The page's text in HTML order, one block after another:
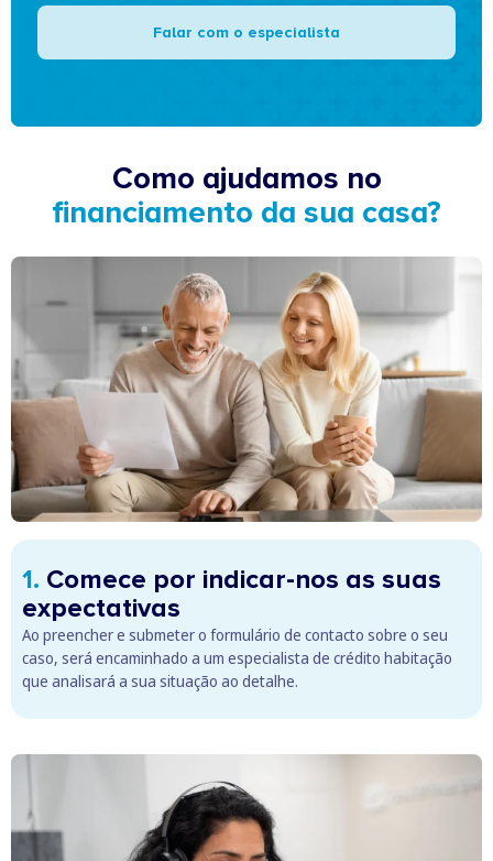
Falar com o especialista
Como ajudamos no
financiamento da sua casa?
1. Comece por indicar-nos as suas
expectativas
Ao preencher e submeter o formulário de contacto sobre o seu
caso, será encaminhado a um especialista de crédito habitação
que analisará a sua situação ao detalhe.